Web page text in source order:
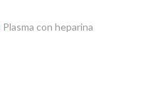
Plasma con heparina